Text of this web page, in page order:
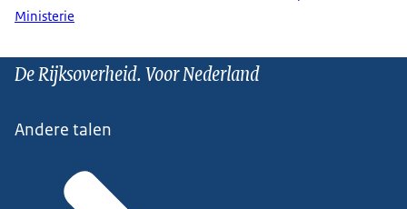
Ministerie
De Rijksoverheid. Voor Nederland
Andere talen